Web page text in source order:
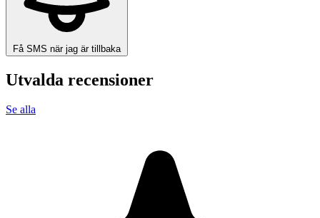
Få SMS när jag är tillbaka
Utvalda recensioner
Se alla